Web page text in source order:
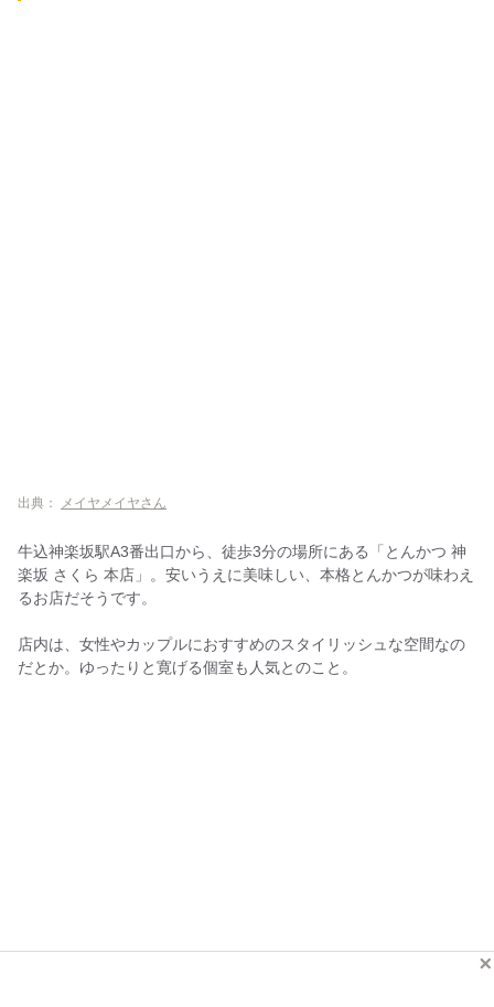
出典： メイヤメイヤさん
牛込神楽坂駅A3番出口から、徒歩3分の場所にある「とんかつ 神
楽坂 さくら 本店」。安いうえに美味しい、本格とんかつが味わえ
るお店だそうです。
店内は、女性やカップルにおすすめのスタイリッシュな空間なの
だとか。ゆったりと寛げる個室も人気とのこと。